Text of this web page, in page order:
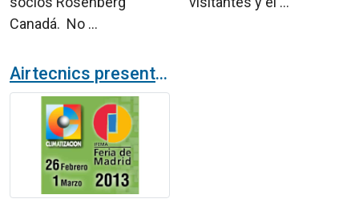
Canadá. No ...
Airtecnics presentará sus últmas novedades en la Feria Climatización 2013 en Madrid